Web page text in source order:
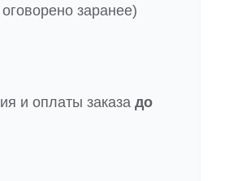
заранее)
и оплаты заказа до